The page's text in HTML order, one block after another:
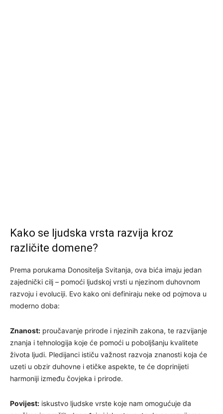
Kako se ljudska vrsta razvija kroz
različite domene?
Prema porukama Donositelja Svitanja, ova bića imaju jedan
zajednički cilj – pomoći ljudskoj vrsti u njezinom duhovnom
razvoju i evoluciji. Evo kako oni definiraju neke od pojmova u
moderno doba:
Znanost: proučavanje prirode i njezinih zakona, te razvijanje
znanja i tehnologija koje će pomoći u poboljšanju kvalitete
života ljudi. Pledijanci ističu važnost razvoja znanosti koja će
uzeti u obzir duhovne i etičke aspekte, te će doprinijeti
harmoniji između čovjeka i prirode.
Povijest: iskustvo ljudske vrste koje nam omogućuje da